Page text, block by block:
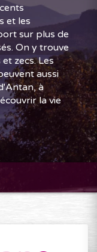
et les
sur plus de
On y trouve
zecs. Les
aussi
à
la vie